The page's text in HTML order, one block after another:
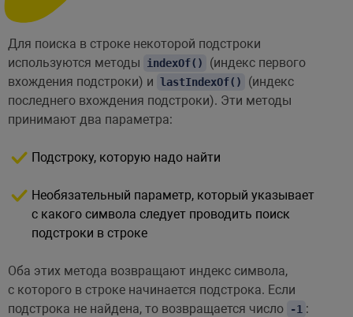
Для поиска в строке некоторой подстроки
используются методы
indexOf()
(индекс первого
вхождения подстроки) и lastIndexOf()
(индекс
последнего вхождения подстроки). Эти методы
принимают два параметра:
Подстроку, которую надо найти
Необязательный параметр, который указывает
с какого символа следует проводить поиск
подстроки в строке
Оба этих метода возвращают индекс символа,
с которого в строке начинается подстрока. Если
подстрока не найдена, то возвращается число
-1 :